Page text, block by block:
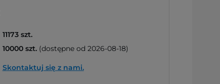
11173 szt.
10000 szt.(dostępne od 2026-08-18)
Skontaktuj się z nami.